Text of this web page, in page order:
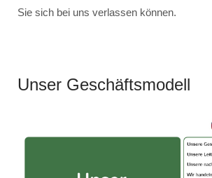
Sie sich bei uns verlassen können.
Unser Geschäftsmodell